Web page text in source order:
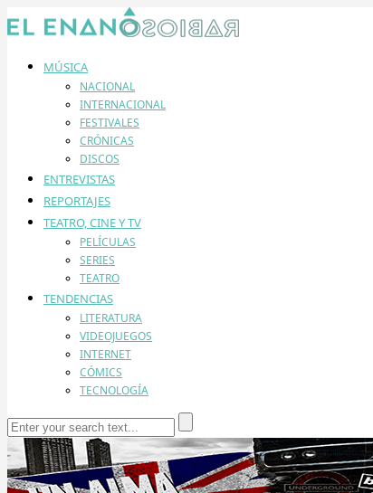
MÚSICA
NACIONAL
INTERNACIONAL
FESTIVALES
CRÓNICAS
DISCOS
ENTREVISTAS
REPORTAJES
TEATRO, CINE Y TV
PELÍCULAS
SERIES
TEATRO
TENDENCIAS
LITERATURA
VIDEOJUEGOS
INTERNET
CÓMICS
TECNOLOGÍA